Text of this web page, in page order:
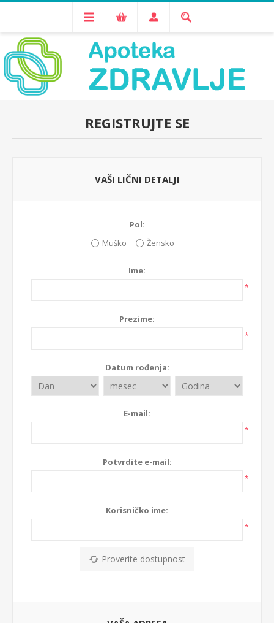
REGISTRUJTE SE
VAŠI LIČNI DETALJI
Pol:
Muško
Žensko
Ime:
*
Prezime:
*
Datum rođenja:
E-mail:
*
Potvrdite e-mail:
*
Korisničko ime:
*
Proverite dostupnost